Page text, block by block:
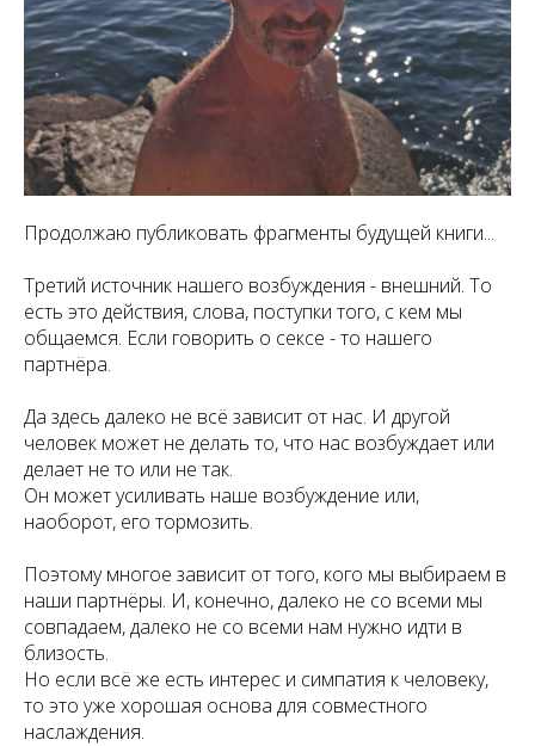
Продолжаю публиковать фрагменты будущей книги...
Третий источник нашего возбуждения - внешний. То
есть это действия, слова, поступки того, с кем мы
общаемся. Если говорить о сексе - то нашего
партнёра.
Да здесь далеко не всё зависит от нас. И другой
человек может не делать то, что нас возбуждает или
делает не то или не так.
Он может усиливать наше возбуждение или,
наоборот, его тормозить.
Поэтому многое зависит от того, кого мы выбираем в
наши партнёры. И, конечно, далеко не со всеми мы
совпадаем, далеко не со всеми нам нужно идти в
близость.
Но если всё же есть интерес и симпатия к человеку,
то это уже хорошая основа для совместного
наслаждения.